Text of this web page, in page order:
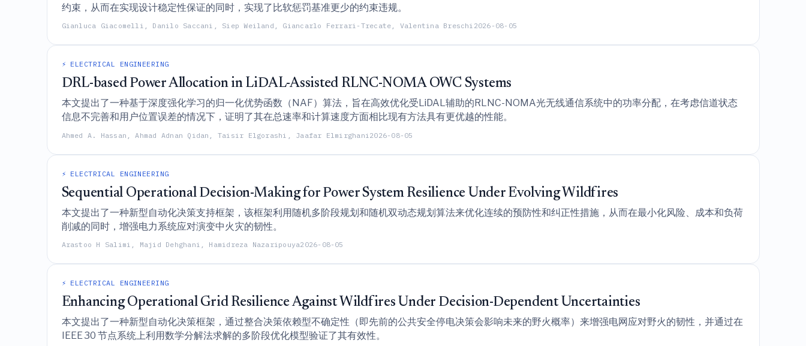
约束，从而在实现设计稳定性保证的同时，实现了比软惩罚基准更少的约束违规。
Gianluca Giacomelli, Danilo Saccani, Siep Weiland, Giancarlo Ferrari-Trecate, Valentina Breschi 2026-08-05
⚡ ELECTRICAL ENGINEERING
DRL-based Power Allocation in LiDAL-Assisted RLNC-NOMA OWC Systems
本文提出了一种基于深度强化学习的归一化优势函数（NAF）算法，旨在高效优化受LiDAL辅助的RLNC-NOMA光无线通信系统中的功率分配，在考虑信道状态
信息不完善和用户位置误差的情况下，证明了其在总速率和计算速度方面相比现有方法具有更优越的性能。
Ahmed A. Hassan, Ahmad Adnan Qidan, Taisir Elgorashi, Jaafar Elmirghani 2026-08-05
⚡ ELECTRICAL ENGINEERING
Sequential Operational Decision-Making for Power System Resilience Under Evolving Wildfires
本文提出了一种新型自动化决策支持框架，该框架利用随机多阶段规划和随机双动态规划算法来优化连续的预防性和纠正性措施，从而在最小化风险、成本和负荷
削减的同时，增强电力系统应对演变中火灾的韧性。
Arastoo H Salimi, Majid Dehghani, Hamidreza Nazaripouya2026-08-05
⚡ ELECTRICAL ENGINEERING
Enhancing Operational Grid Resilience Against Wildfires Under Decision-Dependent Uncertainties
本文提出了一种新型自动化决策框架，通过整合决策依赖型不确定性（即先前的公共安全停电决策会影响未来的野火概率）来增强电网应对野火的韧性，并通过在
IEEE 30 节点系统上利用数学分解法求解的多阶段优化模型验证了其有效性。